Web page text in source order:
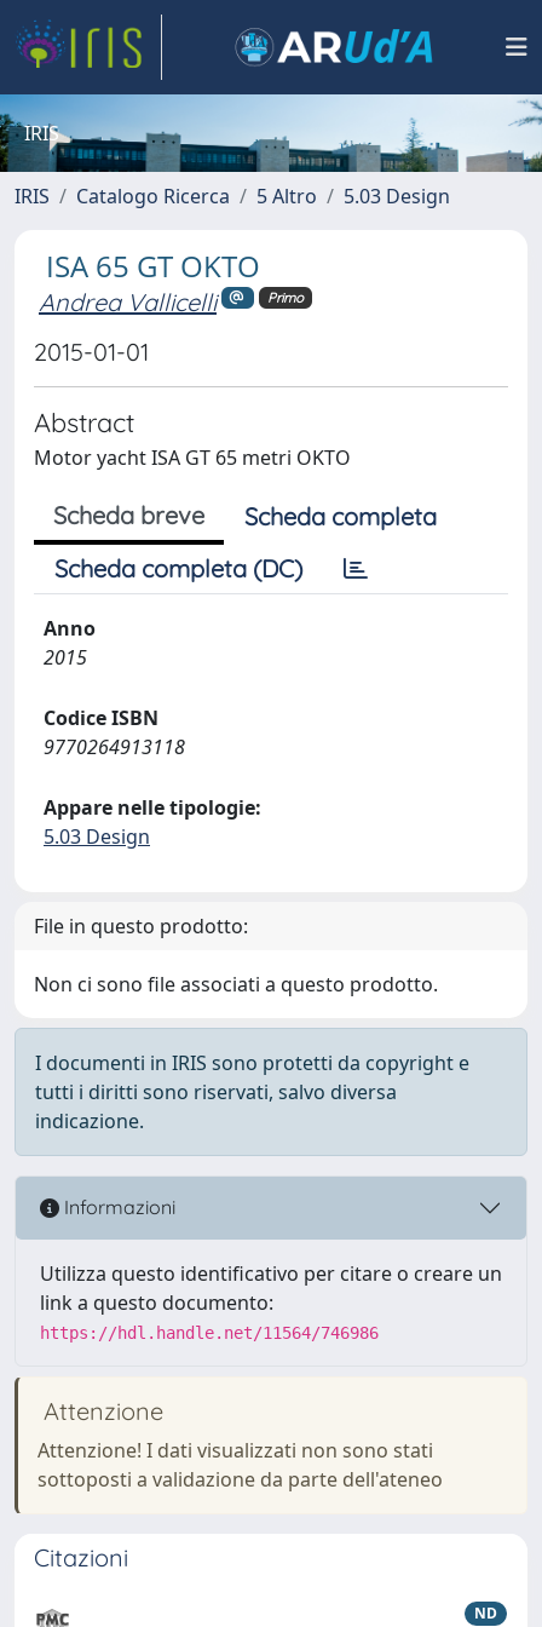
IRIS
IRIS Catalogo Ricerca 5 Altro 5.03 Design
ISA 65 GT OKTO
Andrea Vallicelli Primo
2015-01-01
Abstract
Motor yacht ISA GT 65 metri OKTO
Scheda breve
Scheda completa
Scheda completa (DC)
Anno
2015
Codice ISBN
9770264913118
Appare nelle tipologie:
5.03 Design
File in questo prodotto:
Non ci sono file associati a questo prodotto.
I documenti in IRIS sono protetti da copyright e
tutti i diritti sono riservati, salvo diversa
indicazione.
Informazioni
Utilizza questo identificativo per citare o creare un
link a questo documento:
https://hdl.handle.net/11564/746986
Attenzione
Attenzione! I dati visualizzati non sono stati
sottoposti a validazione da parte dell'ateneo
Citazioni
ND